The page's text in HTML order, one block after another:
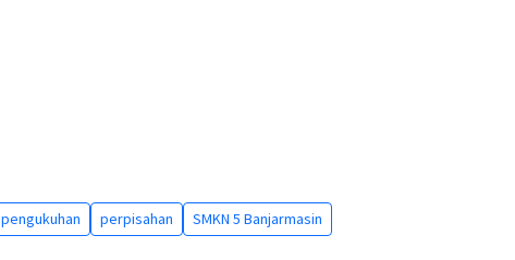
pengukuhan perpisahan SMKN 5 Banjarmasin